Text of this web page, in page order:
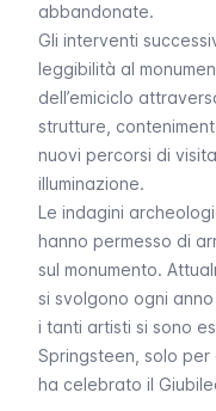
abbandonate.
Gli interventi
leggibilità al
dell’emiciclo
strutture,
nuovi percorsi di
illuminazione.
Le indagini
hanno permesso di
sul monumento.
si svolgono ogni
i tanti artisti si sono
Springsteen, solo
ha celebrato il